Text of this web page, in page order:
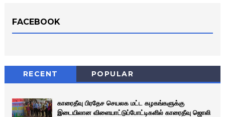
FACEBOOK
RECENT POPULAR
காரைதீவு பிரதேச செயலக மட்ட கழகங்களுக்கு
இடையிலான விளையாட்டுப்போட்டிகளில் காரைதீவு ஜொலி